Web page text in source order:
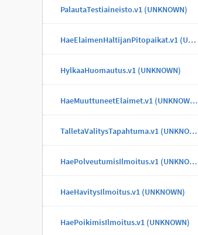
PalautaTestiaineisto.v1 (UNKNOWN)
HaeElaimenHaltijanPitopaikat.v1 (UNKNOWN)
HylkaaHuomautus.v1 (UNKNOWN)
HaeMuuttuneetElaimet.v1 (UNKNOWN)
TalletaValitysTapahtuma.v1 (UNKNOWN)
HaePolveutumisIlmoitus.v1 (UNKNOWN)
HaeHavitysIlmoitus.v1 (UNKNOWN)
HaePoikimisIlmoitus.v1 (UNKNOWN)